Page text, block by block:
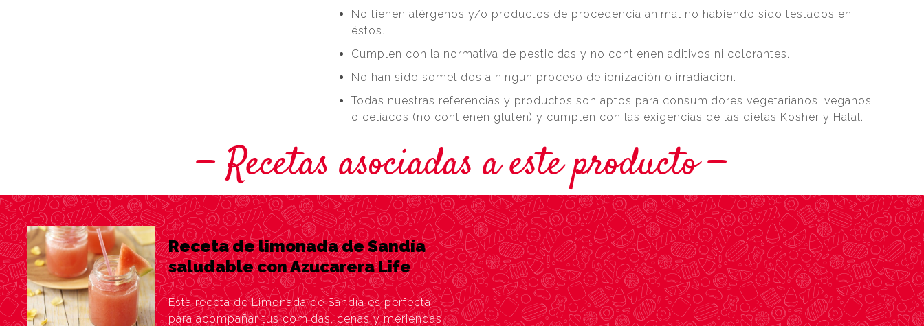
No tienen alérgenos y/o productos de procedencia animal no habiendo sido testados en
éstos.
Cumplen con la normativa de pesticidas y no contienen aditivos ni colorantes.
No han sido sometidos a ningún proceso de ionización o irradiación.
Todas nuestras referencias y productos son aptos para consumidores vegetarianos, veganos
o celíacos (no contienen gluten) y cumplen con las exigencias de las dietas Kosher y Halal.
Recetas asociadas a este producto
Receta de limonada de Sandía
saludable con Azucarera Life
Esta receta de Limonada de Sandía es perfecta
para acompañar tus comidas, cenas y meriendas